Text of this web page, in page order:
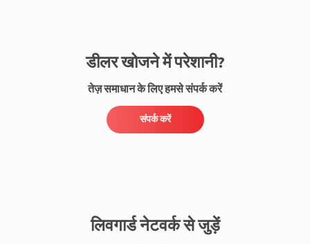
डीलर खोजने में परेशानी?
तेज़ समाधान के लिए हमसे संपर्क करें
संपर्क करें
लिवगार्ड नेटवर्क से जुड़ें